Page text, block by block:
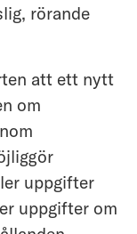
rörande
att ett nytt
om
uppgifter
uppgifter om